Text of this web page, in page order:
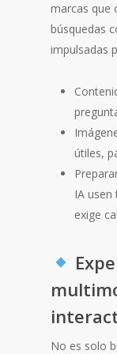
marcas que
búsquedas
impulsadas
útiles,
IA
exige
No es solo